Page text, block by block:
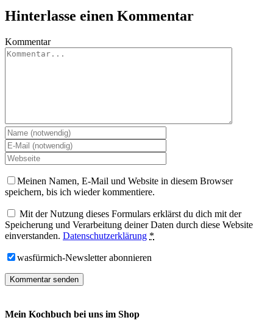
Hinterlasse einen Kommentar
Kommentar
Meinen Namen, E-Mail und Website in diesem Browser
speichern, bis ich wieder kommentiere.
Mit der Nutzung dieses Formulars erklärst du dich mit der
Speicherung und Verarbeitung deiner Daten durch diese Website
einverstanden. Datenschutzerklärung *
wasfürmich-Newsletter abonnieren
Mein Kochbuch bei uns im Shop